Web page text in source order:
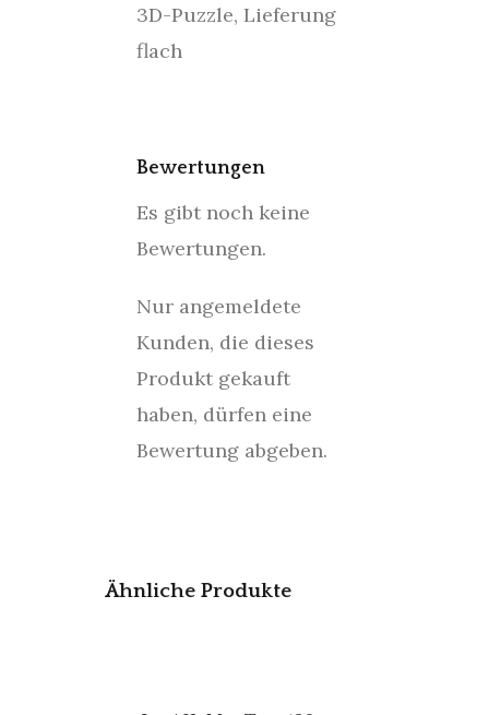
3D-Puzzle, Lieferung
flach
Bewertungen
Es gibt noch keine
Bewertungen.
Nur angemeldete
Kunden, die dieses
Produkt gekauft
haben, dürfen eine
Bewertung abgeben.
Ähnliche Produkte